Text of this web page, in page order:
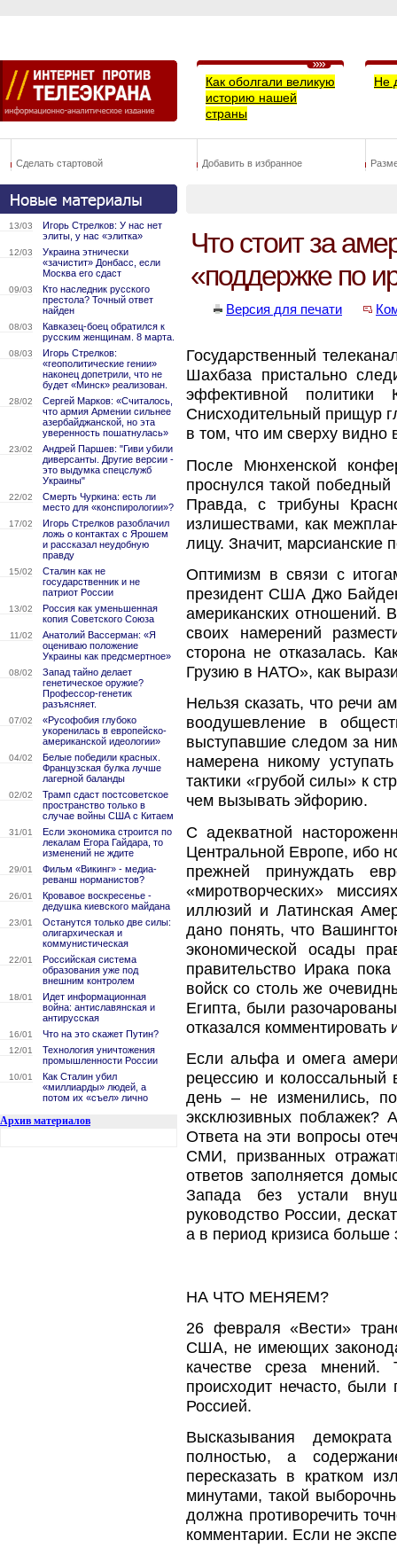
Как оболгали великую
историю нашей
страны
Не
Сделать стартовой Добавить в избранное
13/03
Игорь Стрелков: У нас нет
элиты, у нас «элитка»
12/03
Украина этнически
«зачистит» Донбасс, если
Москва его сдаст
09/03
Кто наследник русского
престола? Точный ответ
найден
08/03
Кавказец-боец обратился к
русским женщинам. 8 марта.
08/03
Игорь Стрелков:
«геополитические гении»
наконец допетрили, что не
будет «Минск» реализован.
28/02
Сергей Марков: «Считалось,
что армия Армении сильнее
азербайджанской, но эта
уверенность пошатнулась»
23/02
Андрей Паршев: "Гиви убили
диверсанты. Другие версии -
это выдумка спецслужб
Украины"
22/02
Смерть Чуркина: есть ли
место для «конспирологии»?
17/02
Игорь Стрелков разоблачил
ложь о контактах с Ярошем
и рассказал неудобную
правду
15/02
Сталин как не
государственник и не
патриот России
13/02
Россия как уменьшенная
копия Советского Союза
11/02
Анатолий Вассерман: «Я
оцениваю положение
Украины как предсмертное»
08/02
Запад тайно делает
генетическое оружие?
Профессор-генетик
разъясняет.
07/02
«Русофобия глубоко
укоренилась в европейско-
американской идеологии»
04/02
Белые победили красных.
Французская булка лучше
лагерной баланды
02/02
Трамп сдаст постсоветское
пространство только в
случае войны США с Китаем
31/01
Если экономика строится по
лекалам Егора Гайдара, то
изменений не ждите
29/01
Фильм «Викинг» - медиа-
реванш норманистов?
26/01
Кровавое воскресенье -
дедушка киевского майдана
23/01
Останутся только две силы:
олигархическая и
коммунистическая
22/01
Российская система
образования уже под
внешним контролем
18/01
Идет информационная
война: антиславянская и
антирусская
16/01 Что на это скажет Путин?
12/01
Технология уничтожения
промышленности России
10/01
Как Сталин убил
«миллиарды» людей, а
потом их «съел» лично
Архив материалов
Что стоит за
«поддержке по
Версия для печати
Государственный
Шахбаза пристально
эффективной
Снисходительный прищур
в том, что им сверху
После Мюнхенской
проснулся такой
Правда, с трибуны
излишествами, как
лицу. Значит,
Оптимизм в связи с
президент США Джо
американских отношений.
своих намерений
сторона не отказалась.
Грузию в НАТО», как
Нельзя сказать, что речи
воодушевление в
выступавшие следом за
намерена никому
тактики «грубой силы» к
чем вызывать эйфорию.
С адекватной
Центральной Европе, ибо
прежней принуждать
«миротворческих»
иллюзий и Латинская
дано понять, что
экономической осады
правительство Ирака
войск со столь же
Египта, были
отказался комментировать
Если альфа и омега
рецессию и колоссальный
день – не изменились,
эксклюзивных поблажек?
Ответа на эти вопросы
СМИ, призванных
ответов заполняется
Запада без устали
руководство России,
а в период кризиса больше
НА ЧТО МЕНЯЕМ?
26 февраля «Вести»
США, не имеющих
качестве среза мнений.
происходит нечасто,
Россией.
Высказывания
полностью, а
пересказать в кратком
минутами, такой
должна противоречить
комментарии. Если не